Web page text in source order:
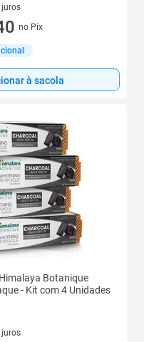
juros
jurosno Pix
à sacola
Botanique
- Kit com 4 Unidades
juros